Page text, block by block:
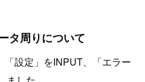
タ周りについて
「設定」をINPUT、「エラー